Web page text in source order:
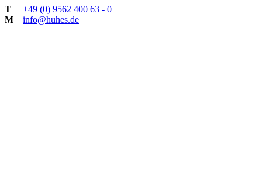
T
+49 (0) 9562 400 63 - 0
M
info@huhes.de